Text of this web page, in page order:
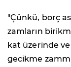
"Çünkü, borç
zamların
kat üzerinde
gecikme